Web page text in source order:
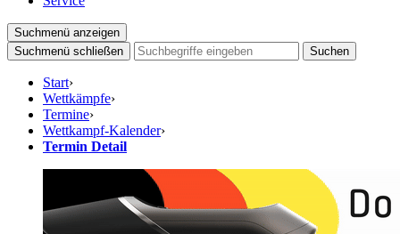
Suchmenü anzeigen
Suchmenü schließen
Suchen
Start›
Wettkämpfe›
Termine›
Wettkampf-Kalender›
Termin Detail